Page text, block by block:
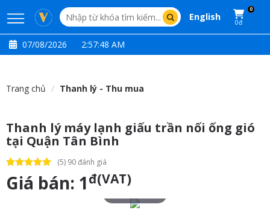
English
0
0đ
07/08/2026 2:57:49 AM
Trang chủ Thanh lý - Thu mua
Thanh lý máy lạnh giấu trần nối ống gió
tại Quận Tân Bình
(5) 90 đánh giá
Giá bán: 1đ(VAT)